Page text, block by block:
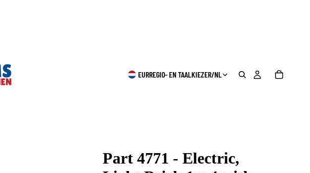
EURREGIO- EN TAALKIEZER/NL
Part 4771 - Electric,